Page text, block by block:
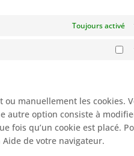
Toujours activé
manuellement les cookies.
autre option consiste à
fois qu’un cookie est placé.
de votre navigateur.